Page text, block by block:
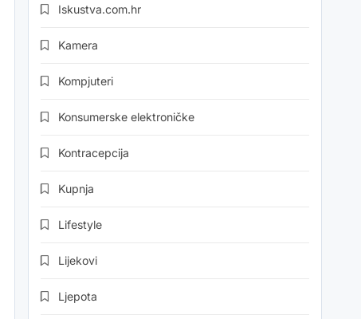
Iskustva.com.hr
Kamera
Kompjuteri
Konsumerske elektroničke
Kontracepcija
Kupnja
Lifestyle
Lijekovi
Ljepota